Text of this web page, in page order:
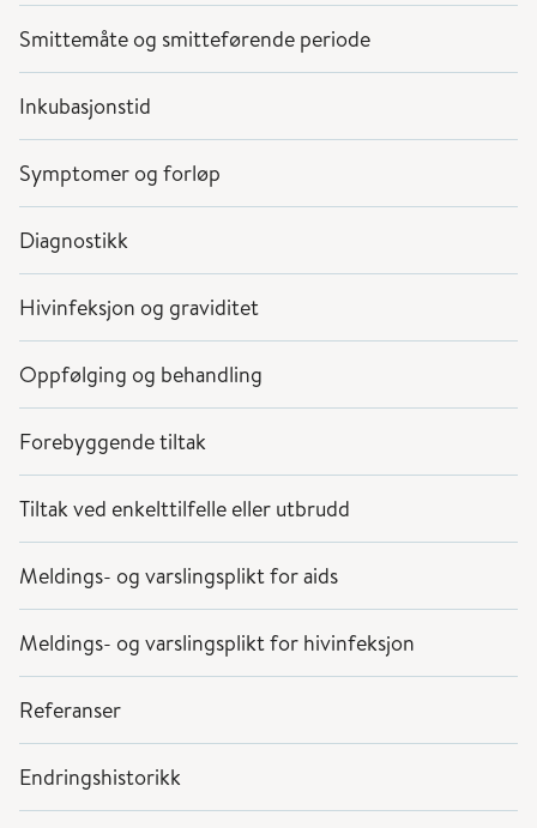
Smittemåte og smitteførende periode
Inkubasjonstid
Symptomer og forløp
Diagnostikk
Hivinfeksjon og graviditet
Oppfølging og behandling
Forebyggende tiltak
Tiltak ved enkelttilfelle eller utbrudd
Meldings- og varslingsplikt for aids
Meldings- og varslingsplikt for hivinfeksjon
Referanser
Endringshistorikk